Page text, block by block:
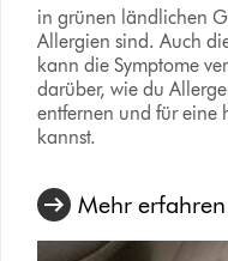
in grünen ländlichen
Allergien sind. Auch
kann die Symptome
darüber, wie du
entfernen und für eine
kannst.
Mehr erfahren